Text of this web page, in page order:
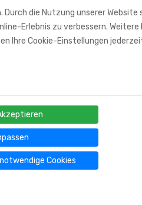
die Nutzung unserer Website
Erlebnis zu verbessern.
Ihre Cookie-Einstellungen
Cookies